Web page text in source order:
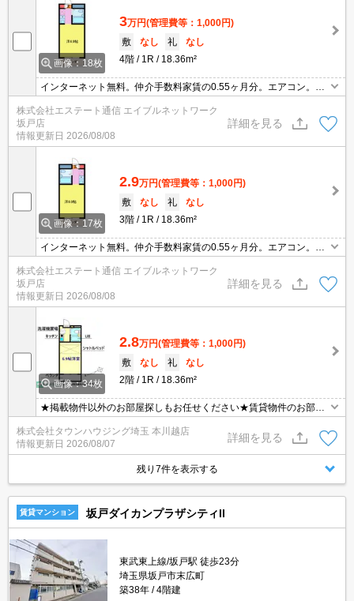
画像：18枚
3万円(管理費等：1,000円)
敷
なし 礼
なし
4階
1R 18.36m²
インターネット無料。仲介手数料家賃の0.55ヶ月分。エアコン。TV
モニターホン。駐輪場あり。バイク置場あり。室内洗濯機置場。CA
TV。
株式会社エステート通信 エイブルネットワーク
坂戸店
情報更新日 2026/08/08
詳細を見る
画像：17枚
2.9万円(管理費等：1,000円)
敷
なし 礼
なし
3階
1R 18.36m²
インターネット無料。仲介手数料家賃の0.55ヶ月分。エアコン。TV
モニターホン。駐輪場あり。バイク置場あり。室内洗濯機置場。CA
TV。
株式会社エステート通信 エイブルネットワーク
坂戸店
情報更新日 2026/08/08
詳細を見る
画像：34枚
2.8万円(管理費等：1,000円)
敷
なし 礼
なし
2階
1R 18.36m²
★掲載物件以外のお部屋探しもお任せください★賃貸物件のお部屋
探しはタウンハウジングへ★
株式会社タウンハウジング埼玉 本川越店
情報更新日 2026/08/07
詳細を見る
残り7件を表示する
賃貸マンション 坂戸ダイカンプラザシティII
東武東上線/坂戸駅 徒歩23分
埼玉県坂戸市末広町
築38年
4階建